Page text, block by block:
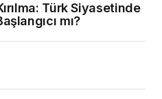
Türk Siyasetinde
mı?